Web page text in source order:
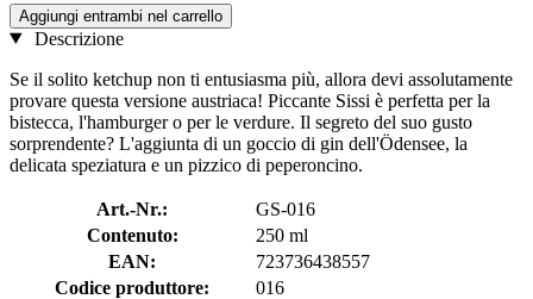
Aggiungi entrambi nel carrello
Descrizione
Se il solito ketchup non ti entusiasma più, allora devi assolutamente
provare questa versione austriaca! Piccante Sissi è perfetta per la
bistecca, l'hamburger o per le verdure. Il segreto del suo gusto
sorprendente? L'aggiunta di un goccio di gin dell'Ödensee, la
delicata speziatura e un pizzico di peperoncino.
Art.-Nr.:
GS-016
Contenuto:
250 ml
EAN:
723736438557
Codice produttore:
016